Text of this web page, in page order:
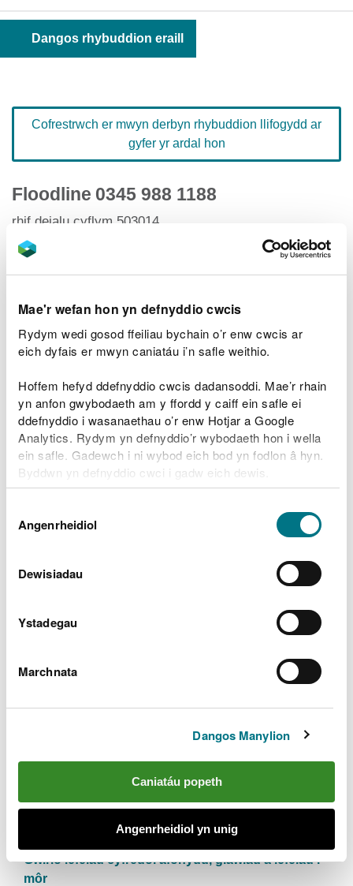
Mae'r wefan hon yn defnyddio cwcis
Rydym wedi gosod ffeiliau bychain o’r enw cwcis ar
eich dyfais er mwyn caniatáu i’n safle weithio.
Hoffem hefyd ddefnyddio cwcis dadansoddi. Mae’r rhain
yn anfon gwybodaeth am y ffordd y caiff ein safle ei
ddefnyddio i wasanaethau o’r enw Hotjar a Google
Analytics. Rydym yn defnyddio’r wybodaeth hon i wella
ein safle. Gadewch i ni wybod eich bod yn fodlon â hyn.
Byddwn yn defnyddio cwci i gadw eich dewis.
Caniatâd
Angenrheidiol
Dewisiadau
Ystadegau
Marchnata
Dangos Manylion
Caniatáu popeth
Angenrheidiol yn unig
Dangos rhybuddion eraill
Cofrestrwch er mwyn derbyn rhybuddion llifogydd ar
gyfer yr ardal hon
Floodline 0345 988 1188
rhif deialu cyflym 503014
Lefelau afonydd
Ardaloedd llifogydd perthnasol
Statws blaenorol
Beth ddylech chi wneud cyn,
Beth ddylech chi wneud yn ystod llifogydd a sut i
Gwirio beth yw’r wybodaeth ddiweddaraf am
Gwirio lefelau cyfredol afonydd, glawiad a lefelau’r
môr